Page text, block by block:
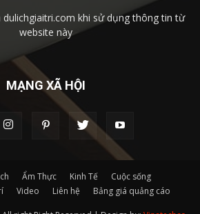
dulichgiaitri.com khi sử dụng thông tin từ
website này
MẠNG XÃ HỘI
Ẩm Thực Kinh Tế
Cuộc sống
Video Liên hệ Bảng giá quảng cáo